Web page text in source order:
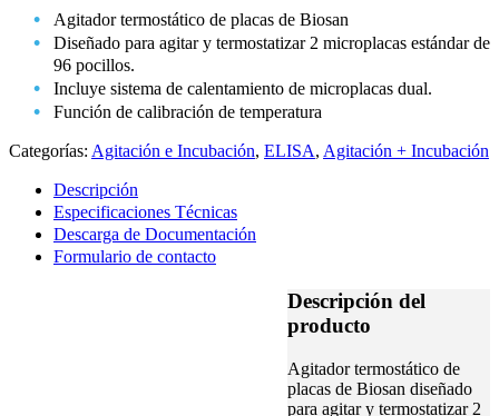
Agitador termostático de placas de Biosan
Diseñado para agitar y termostatizar 2 microplacas estándar de
96 pocillos.
Incluye sistema de calentamiento de microplacas dual.
Función de calibración de temperatura
Categorías: Agitación e Incubación, ELISA, Agitación + Incubación
Descripción
Especificaciones Técnicas
Descarga de Documentación
Formulario de contacto
Descripción del
producto
Agitador termostático de
placas de Biosan diseñado
para agitar y termostatizar 2